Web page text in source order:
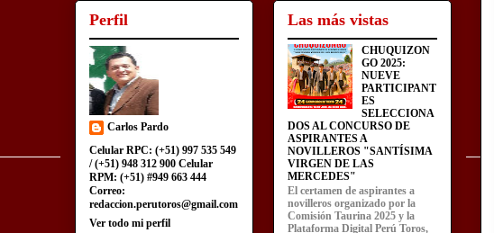
Perfil
Carlos Pardo
Celular RPC: (+51) 997 535 549
/ (+51) 948 312 900 Celular
RPM: (+51) #949 663 444
Correo:
redaccion.perutoros@gmail.com
Ver todo mi perfil
Las más vistas
CHUQUIZON
GO 2025:
NUEVE
PARTICIPANT
ES
SELECCIONA
DOS AL CONCURSO DE
ASPIRANTES A
NOVILLEROS "SANTÍSIMA
VIRGEN DE LAS
MERCEDES"
El certamen de aspirantes a
novilleros organizado por la
Comisión Taurina 2025 y la
Plataforma Digital Perú Toros,